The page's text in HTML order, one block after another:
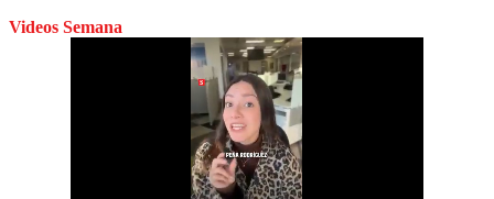
Videos Semana